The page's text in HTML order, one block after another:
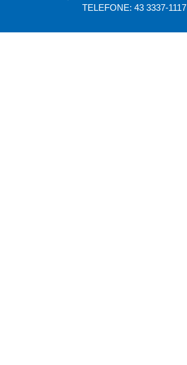
TELEFONE: 43 3337-1117